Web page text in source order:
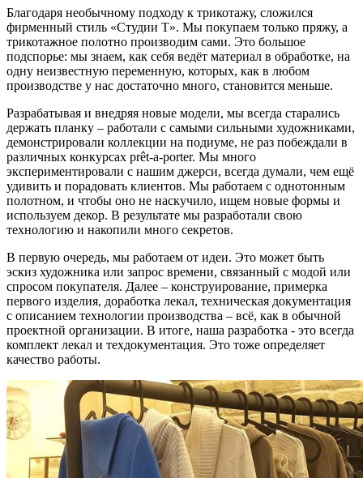
Благодаря необычному подходу к трикотажу, сложился
фирменный стиль «Студии Т». Мы покупаем только пряжу, а
трикотажное полотно производим сами. Это большое
подспорье: мы знаем, как себя ведёт материал в обработке, на
одну неизвестную переменную, которых, как в любом
производстве у нас достаточно много, становится меньше.
Разрабатывая и внедряя новые модели, мы всегда старались
держать планку – работали с самыми сильными художниками,
демонстрировали коллекции на подиуме, не раз побеждали в
различных конкурсах prêt-a-porter. Мы много
экспериментировали с нашим джерси, всегда думали, чем ещё
удивить и порадовать клиентов. Мы работаем с однотонным
полотном, и чтобы оно не наскучило, ищем новые формы и
используем декор. В результате мы разработали свою
технологию и накопили много секретов.
В первую очередь, мы работаем от идеи. Это может быть
эскиз художника или запрос времени, связанный с модой или
спросом покупателя. Далее – конструирование, примерка
первого изделия, доработка лекал, техническая документация
с описанием технологии производства – всё, как в обычной
проектной организации. В итоге, наша разработка - это всегда
комплект лекал и техдокументация. Это тоже определяет
качество работы.